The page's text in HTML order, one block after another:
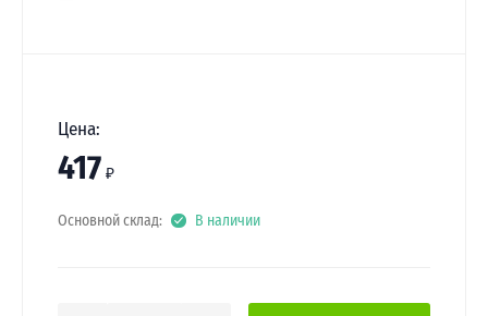
Цена:
417 ₽
Основной склад: В наличии